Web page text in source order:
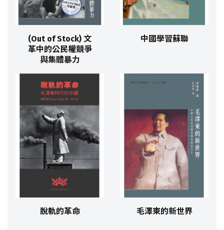
(Out of Stock) 文
革中的公民權競爭
與集體暴力
中國學習蘇聯
脫軌的革命 毛澤東的新世界